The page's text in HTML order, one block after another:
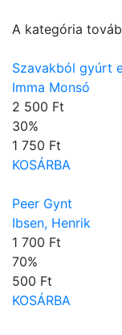
A kategória
Szavakból gyúrt
Imma Monsó
2 500 Ft
30%
1 750 Ft
KOSÁRBA
Peer Gynt
Ibsen, Henrik
1 700 Ft
70%
500 Ft
KOSÁRBA